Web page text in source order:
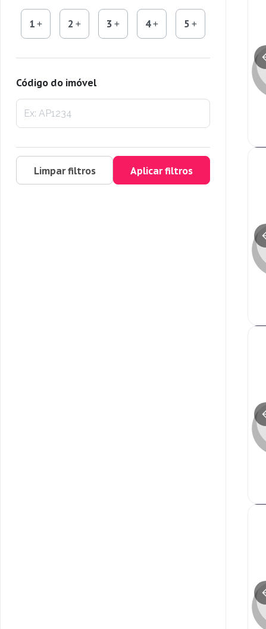
1 2 3 4 5
Código do imóvel
Limpar filtros Aplicar filtros